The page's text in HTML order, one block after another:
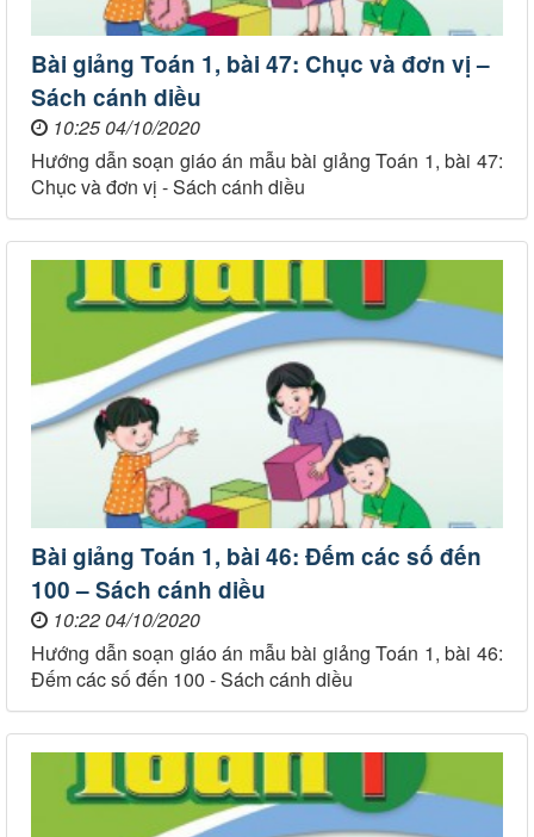
Bài giảng Toán 1, bài 47: Chục và đơn vị –
Sách cánh diều
10:25 04/10/2020
Hướng dẫn soạn giáo án mẫu bài giảng Toán 1, bài 47:
Chục và đơn vị - Sách cánh diều
Bài giảng Toán 1, bài 46: Đếm các số đến
100 – Sách cánh diều
10:22 04/10/2020
Hướng dẫn soạn giáo án mẫu bài giảng Toán 1, bài 46:
Đếm các số đến 100 - Sách cánh diều